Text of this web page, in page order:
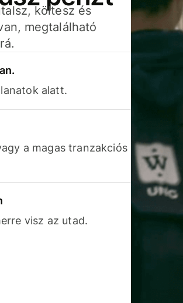
költesz és
megtalálható
alatt.
a magas tranzakciós
visz az utad.